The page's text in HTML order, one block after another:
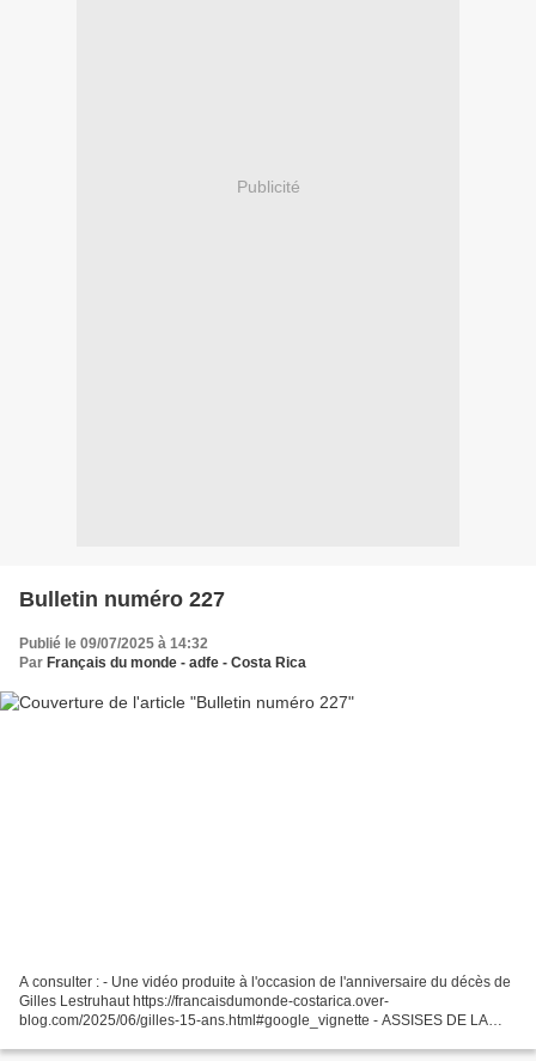
Publicité
Bulletin numéro 227
Publié le 09/07/2025 à 14:32
Par Français du monde - adfe - Costa Rica
A consulter : - Une vidéo produite à l'occasion de l'anniversaire du décès de
Gilles Lestruhaut https://francaisdumonde-costarica.over-
blog.com/2025/06/gilles-15-ans.html#google_vignette - ASSISES DE LA